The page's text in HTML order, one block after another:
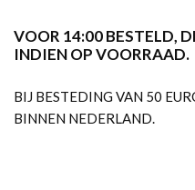
VOOR 14:00 BESTELD,
INDIEN OP VOORRAAD.
BIJ BESTEDING VAN 50
BINNEN NEDERLAND.